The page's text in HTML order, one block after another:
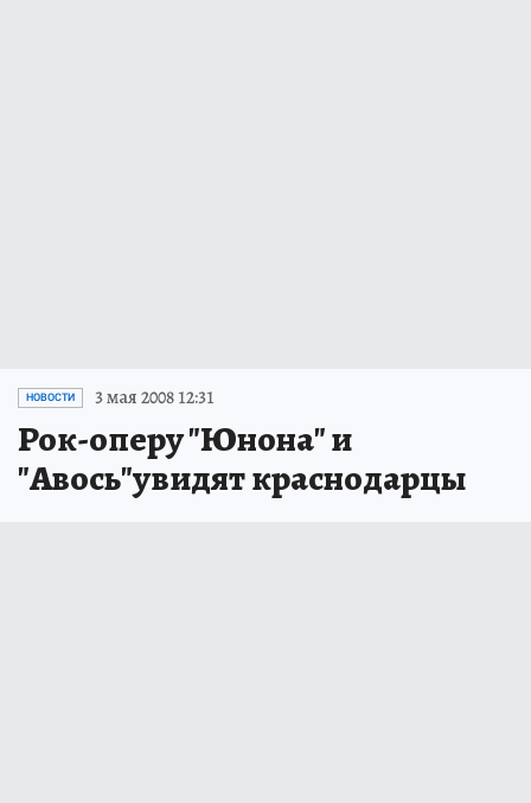
НОВОСТИ 3 мая 2008 12:31
Рок-оперу "Юнона" и
"Авось"увидят краснодарцы